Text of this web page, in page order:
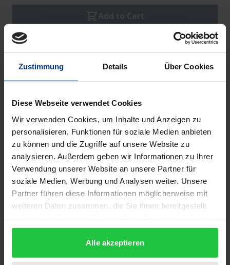
Zustimmung Details Über Cookies
Diese Webseite verwendet Cookies
Wir verwenden Cookies, um Inhalte und Anzeigen zu
personalisieren, Funktionen für soziale Medien anbieten
zu können und die Zugriffe auf unsere Website zu
analysieren. Außerdem geben wir Informationen zu Ihrer
Verwendung unserer Website an unsere Partner für
soziale Medien, Werbung und Analysen weiter. Unsere
Partner führen diese Informationen möglicherweise mit
weiteren Daten zusammen, die Sie ihnen bereitgestellt
gesammelt haben.
Alle akzeptieren
Add to Cart
Add to Wish List
Delivery cost notice
Description
Die russische Filmwirtschaft, einst eine der größten
der Welt, befindet sich nach langem Niedergang
wieder auf Wachstumskurs. Gleichzeitig werden in
Russland in einem noch nicht gekannten Ausmaß
ausländische Filmwerke konsumiert.
In dieser Situation bietet diese Veröffentlichung eine
audiovisueller Werke in der Russischen Föderation
und stellt es der Regelung im deutschen Recht
gegenüber. Rechtsvergleichend analysiert das Werk